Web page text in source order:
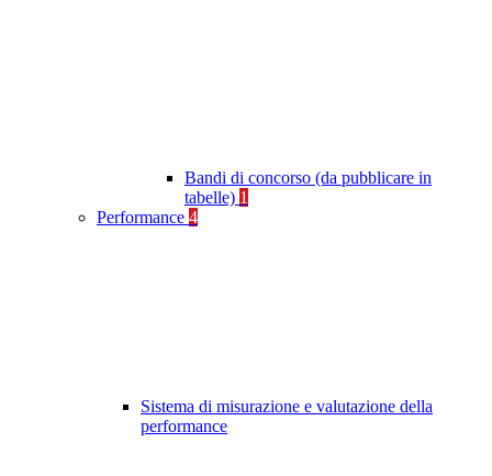
Bandi di concorso (da pubblicare in
tabelle) 1
Performance 4
Sistema di misurazione e valutazione della
performance